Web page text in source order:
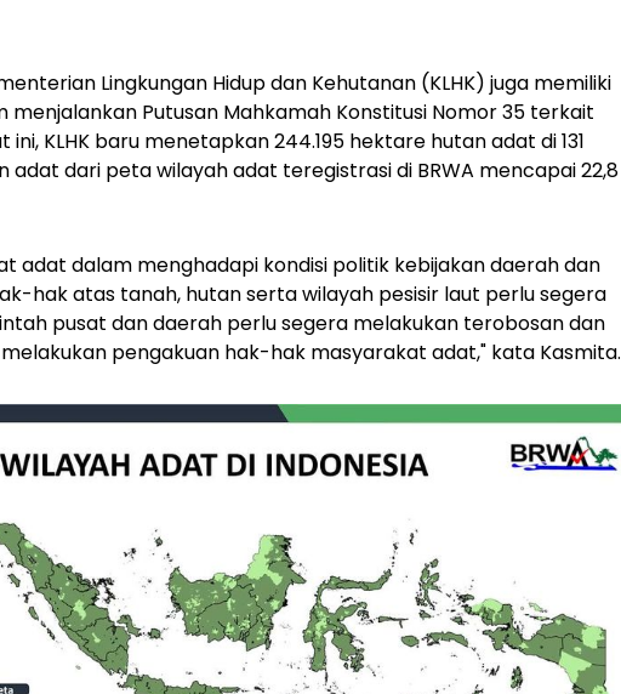
Lingkungan Hidup dan Kehutanan (KLHK) juga memiliki
Putusan Mahkamah Konstitusi Nomor 35 terkait
KLHK baru menetapkan 244.195 hektare hutan adat di 131
adat dari peta wilayah adat teregistrasi di BRWA mencapai 22,8
adat dalam menghadapi kondisi politik kebijakan daerah dan
hak atas tanah, hutan serta wilayah pesisir laut perlu segera
pusat dan daerah perlu segera melakukan terobosan dan
pengakuan hak-hak masyarakat adat," kata Kasmita.